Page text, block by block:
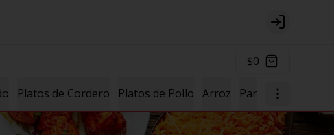
Login
$0
Platos de Cordero Platos de Pollo Arroz Pan Salsas